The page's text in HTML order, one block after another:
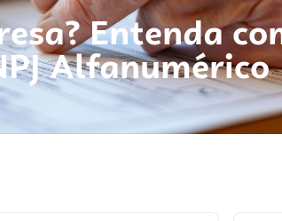
Entenda
Alfanumérico